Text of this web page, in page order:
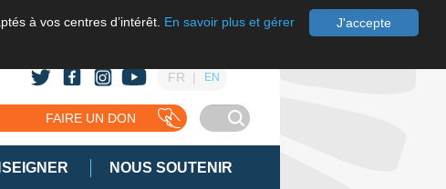
J'accepte
à vos centres d’intérêt. En savoir plus et gérer
FR EN
FAIRE UN DON
NOUS SOUTENIR